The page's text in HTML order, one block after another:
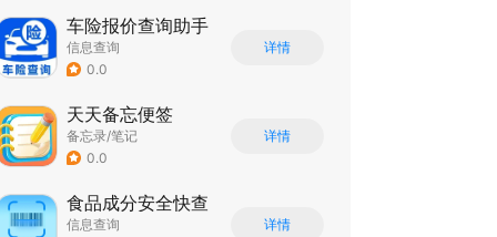
车险报价查询助手
信息查询
0.0
详情
天天备忘便签
备忘录/笔记
0.0
详情
食品成分安全快查
信息查询
详情